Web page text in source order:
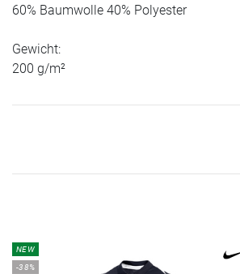
60% Baumwolle 40% Polyester
Gewicht:
200 g/m²
NEW
-38%